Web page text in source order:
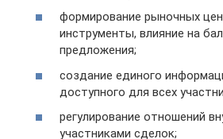
формирование рыночных
инструменты, влияние на
предложения;
создание единого
доступного для всех
регулирование отношений
участниками сделок;